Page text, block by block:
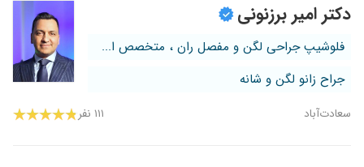
دکتر امیر برزنونی
فلوشیپ جراحی لگن و مفصل ران ، متخصص ا...
جراح زانو لگن و شانه
سعادت‌آباد ۱۱۱ نفر